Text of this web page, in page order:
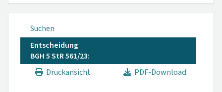
Suchen
Entscheidung
BGH 5 StR 561/23:
Druckansicht
PDF-Download